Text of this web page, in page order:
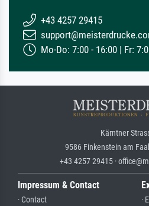
+43 4257 29415
Mo-Do: 7:00 - 16:00 | Fr:
Kärntner
9586 Finkenstein am
+43 4257 29415 ·
Impressum & Contact
· Contact
·